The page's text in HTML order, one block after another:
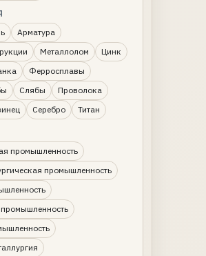
Арматура
Металлолом
Цинк
Ферросплавы
Слябы
Проволока
Серебро Титан
промышленность
промышленность